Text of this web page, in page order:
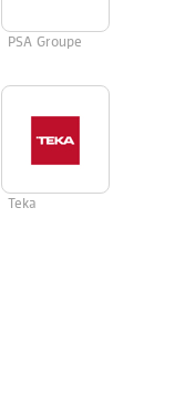
PSA Groupe
Teka